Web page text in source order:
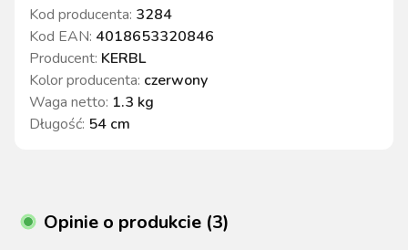
Kod producenta: 3284
Kod EAN: 4018653320846
Producent: KERBL
Kolor producenta: czerwony
Waga netto: 1.3 kg
Długość: 54 cm
Opinie o produkcie (3)